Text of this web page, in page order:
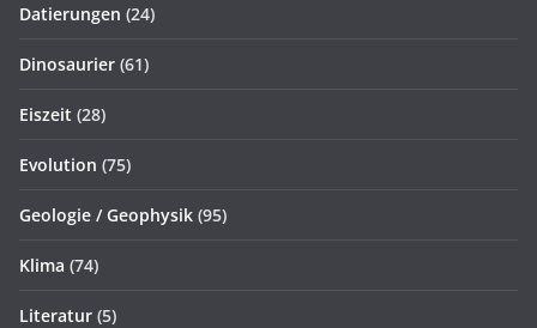
Datierungen (24)
Dinosaurier (61)
Eiszeit (28)
Evolution (75)
Geologie / Geophysik (95)
Klima (74)
Literatur (5)